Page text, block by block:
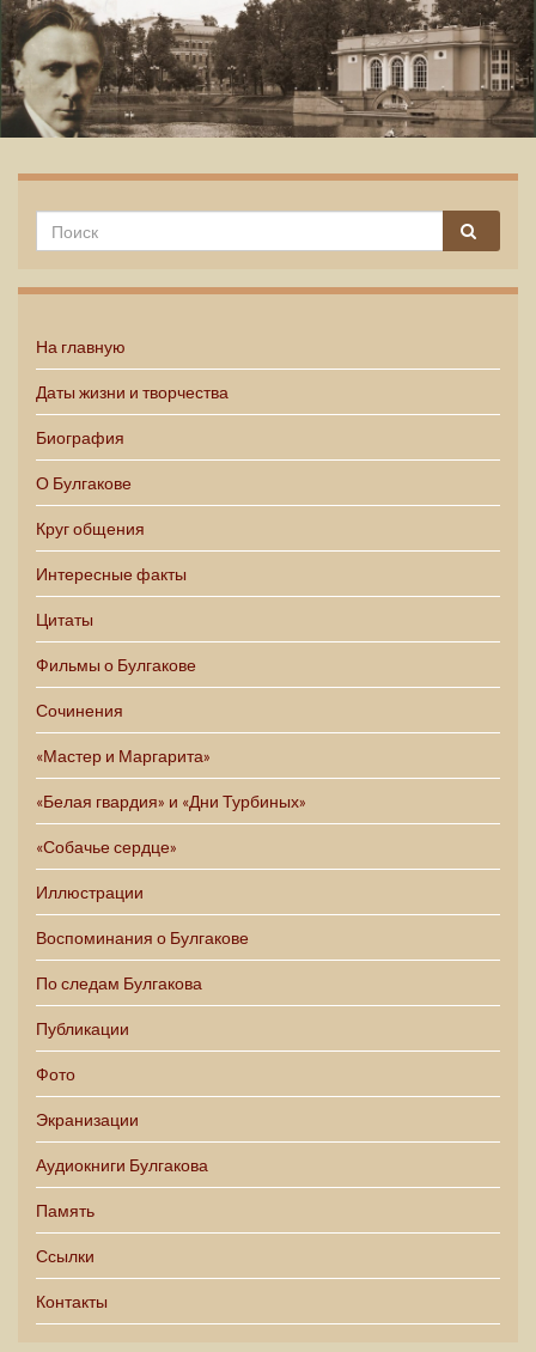
На главную
Даты жизни и творчества
Биография
О Булгакове
Круг общения
Интересные факты
Цитаты
Фильмы о Булгакове
Сочинения
«Мастер и Маргарита»
«Белая гвардия» и «Дни Турбиных»
«Собачье сердце»
Иллюстрации
Воспоминания о Булгакове
По следам Булгакова
Публикации
Фото
Экранизации
Аудиокниги Булгакова
Память
Ссылки
Контакты